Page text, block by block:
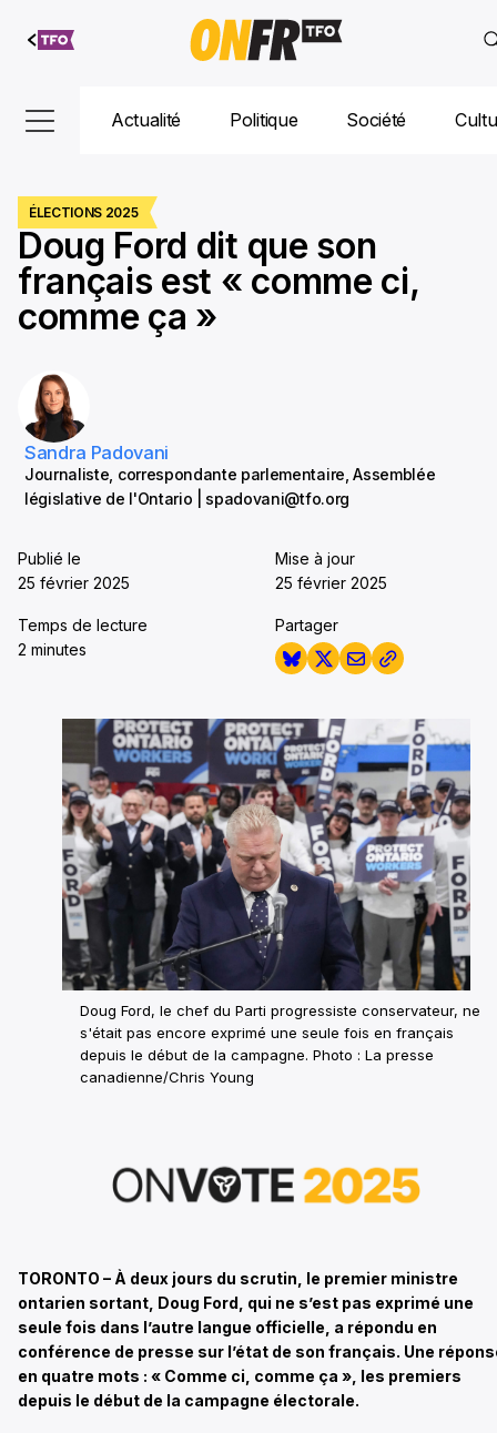
Aller au
contenu
Actualité Politique Société
ÉLECTIONS 2025
Doug Ford dit que son
français est « comme ci,
comme ça »
Sandra Padovani
Journaliste, correspondante parlementaire, Assemblée
législative de l'Ontario | spadovani@tfo.org
Publié le
25 février 2025
Mise à jour
25 février 2025
Temps de lecture
2 minutes
Partager
Doug Ford, le chef du Parti progressiste conservateur, ne
s'était pas encore exprimé une seule fois en français
depuis le début de la campagne. Photo : La presse
canadienne/Chris Young
TORONTO – À deux jours du scrutin, le premier ministre
ontarien sortant, Doug Ford, qui ne s’est pas exprimé une
seule fois dans l’autre langue officielle, a répondu en
conférence de presse sur l’état de son français. Une
en quatre mots : « Comme ci, comme ça », les premiers
depuis le début de la campagne électorale.